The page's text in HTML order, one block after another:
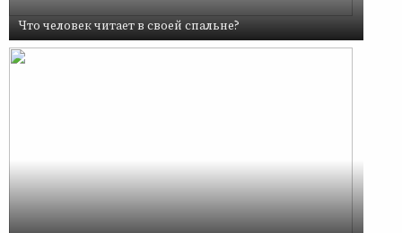
Что человек читает в своей спальне?